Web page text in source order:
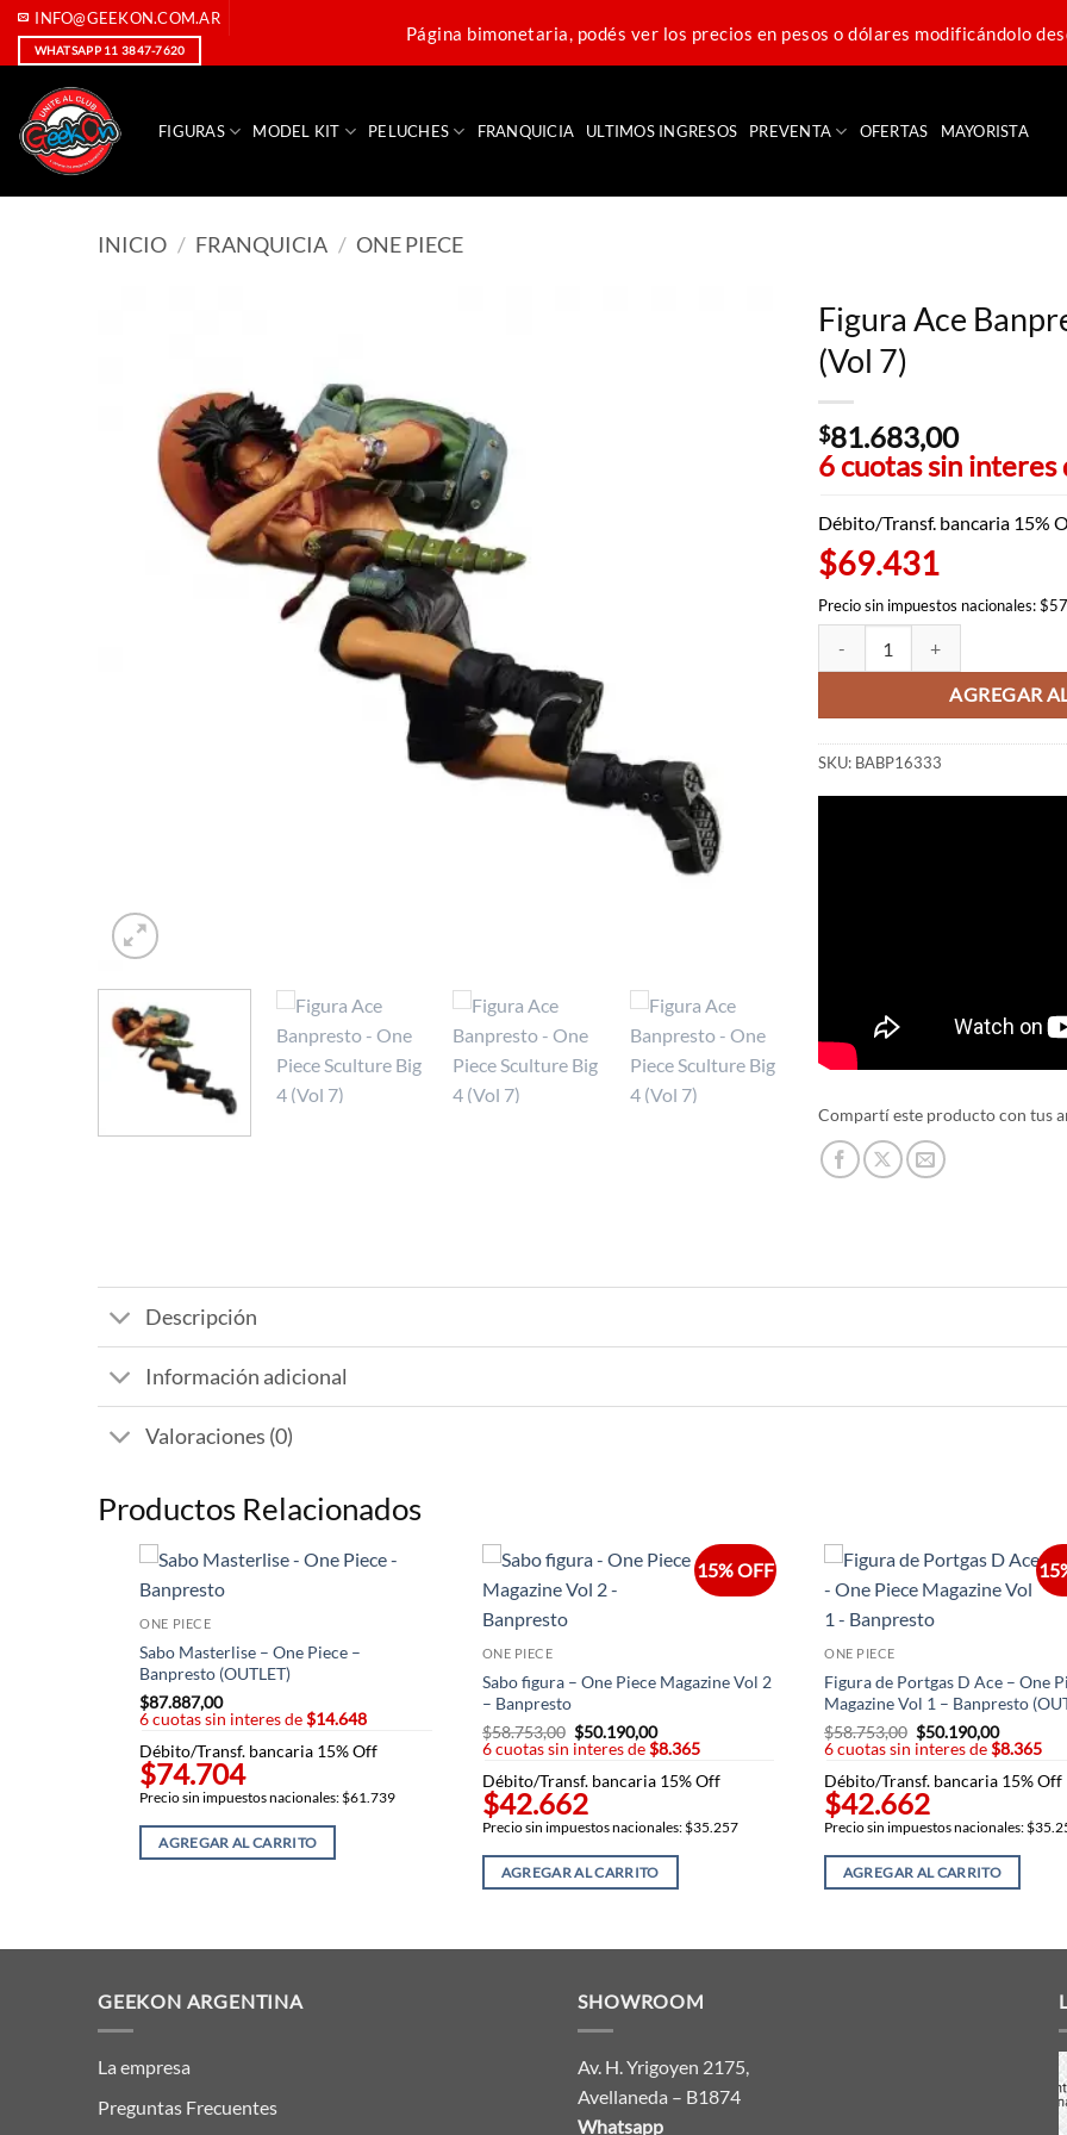
SaltarINFO@GEEKON.COM.AR
WHATSAPP 11 3847-7620
Página bimonetaria, podés ver los precios en pesos o dólares modificándolo
FIGURAS MODEL KIT PELUCHES FRANQUICIA ULTIMOS INGRESOS PREVENTA OFERTAS MAYORISTA
INICIO / FRANQUICIA / ONE PIECE
Figura Ace
(Vol 7)
$81.683,00
6 cuotas sin interes
Débito/Transf. bancaria 15%
$69.431
Precio sin impuestos nacionales:
AGREGAR
SKU: BABP16333
Compartí este producto con tus
Descripción
Información adicional
Valoraciones (0)
Productos Relacionados
ONE PIECE
Sabo Masterlise – One Piece –
Banpresto (OUTLET)
$87.887,00
6 cuotas sin interes de$14.648
Débito/Transf. bancaria 15% Off
$74.704
Precio sin impuestos nacionales: $61.739
AGREGAR AL CARRITO
15% OFF
ONE PIECE
Sabo figura – One Piece Magazine Vol 2
– Banpresto
$58.753,00 El
precio
era:
$58.753,00.
$50.190,00El
precio
es:
6 cuotas sin interes de$8.365
Débito/Transf. bancaria 15% Off
$42.662
Precio sin impuestos nacionales: $35.257
AGREGAR AL CARRITO
ONE PIECE
Figura de Portgas D Ace – One
Magazine Vol 1 – Banpresto
$58.753,00 El
precio
era:
$58.753,00.
$50.190,00El
precio
es:
6 cuotas sin interes de$8.365
Débito/Transf. bancaria 15% Off
$42.662
Precio sin impuestos nacionales:
AGREGAR AL CARRITO
GEEKON ARGENTINA
La empresa
Preguntas Frecuentes
SHOWROOM
Av. H. Yrigoyen 2175,
Avellaneda – B1874
Whatsapp